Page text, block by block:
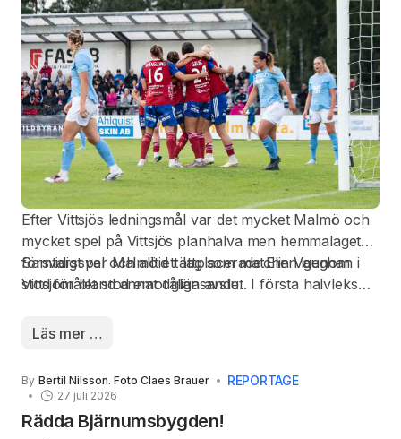
Efter Vittsjös ledningsmål var det mycket Malmö och
mycket spel på Vittsjös planhalva men hemmalagets
försvarsspel och alltid rättplacerade Elin Vaughan i
Vittsjömålet stod emot glänsande.
Samtidigt var Malmö ett lag som matchen igenom
stod för bland annat dåliga avslut. I första halvleks
ge hemmalaget ytterligare ett mål, men nicken gled
Läs mer …
By Bertil Nilsson. Foto Claes Brauer REPORTAGE
27 juli 2026
Rädda Bjärnumsbygden!